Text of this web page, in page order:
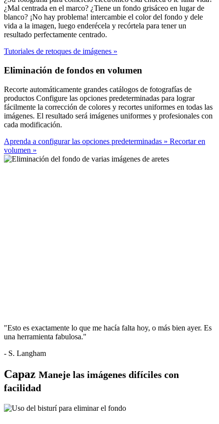
¿Mal centrada en el marco? ¿Tiene un fondo grisáceo en lugar de
blanco? ¡No hay problema! intercambie el color del fondo y dele
vida a la imagen, luego enderécela y recórtela para tener un
resultado perfectamente centrado.
Tutoriales de retoques de imágenes »
Eliminación de fondos en volumen
Recorte automáticamente grandes catálogos de fotografías de
productos Configure las opciones predeterminadas para lograr
fácilmente la corrección de colores y recortes uniformes en todas las
imágenes. El resultado será imágenes uniformes y profesionales con
cada modificación.
Aprenda a configurar las opciones predeterminadas » Recortar en
volumen »
"Esto es exactamente lo que me hacía falta hoy, o más bien ayer. Es
una herramienta fabulosa."
- S. Langham
Capaz Maneje las imágenes difíciles con
facilidad